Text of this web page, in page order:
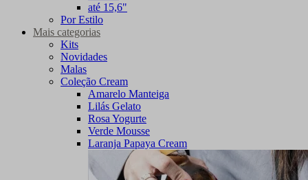
até 15,6"
Por Estilo
Mais categorias
Kits
Novidades
Malas
Coleção Cream
Amarelo Manteiga
Lilás Gelato
Rosa Yogurte
Verde Mousse
Laranja Papaya Cream